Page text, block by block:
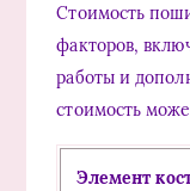
Стоимость
факторов,
работы и
стоимость
Элемент